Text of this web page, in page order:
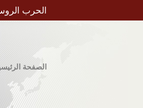
الحرب
الصفحة